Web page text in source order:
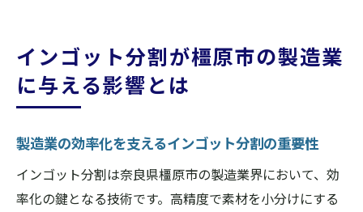
の意義
インゴット分割が支える地域経済の未来
インゴット分割が橿原市の製造業
に与える影響とは
製造業の効率化を支えるインゴット分割の重要性
インゴット分割は奈良県橿原市の製造業界において、効
率化の鍵となる技術です。高精度で素材を小分けにする